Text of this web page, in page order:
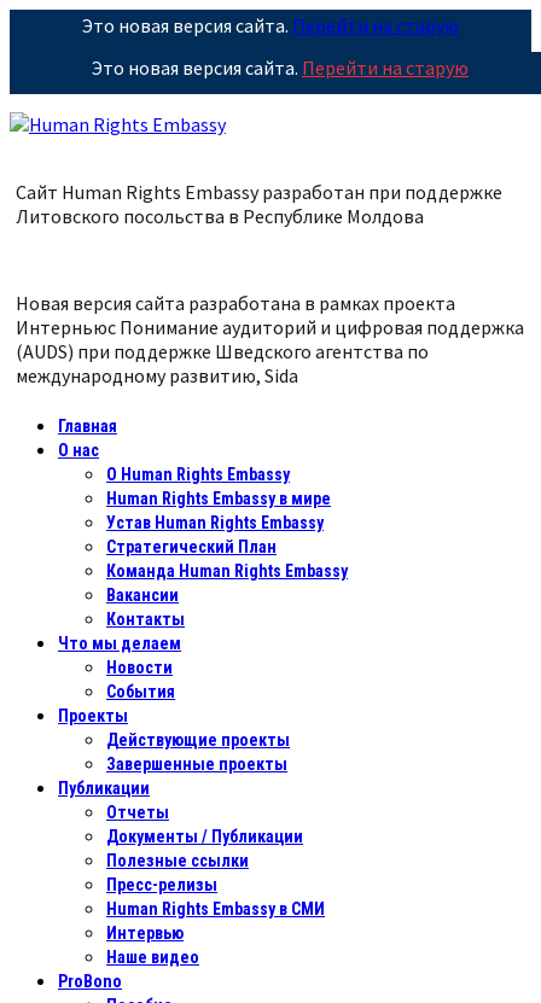
Это новая версия сайта. Перейти на старую
Это новая версия сайта. Перейти на старую
Сайт Human Rights Embassy разработан при поддержке
Литовского посольства в Республике Молдова
Новая версия сайта разработана в рамках проекта
Интерньюс Понимание аудиторий и цифровая поддержка
(AUDS) при поддержке Шведского агентства по
международному развитию, Sida
Главная
О нас
О Human Rights Embassy
Human Rights Embassy в мире
Устав Human Rights Embassy
Стратегический План
Команда Human Rights Embassy
Вакансии
Контакты
Что мы делаем
Новости
События
Проекты
Действующие проекты
Завершенные проекты
Публикации
Отчеты
Документы / Публикации
Полезные ссылки
Пресс-релизы
Human Rights Embassy в СМИ
Интервью
Наше видео
ProBono